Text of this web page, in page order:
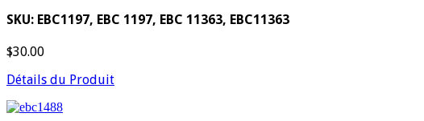
SKU: EBC1197, EBC 1197, EBC 11363, EBC11363
$30.00
Détails du Produit